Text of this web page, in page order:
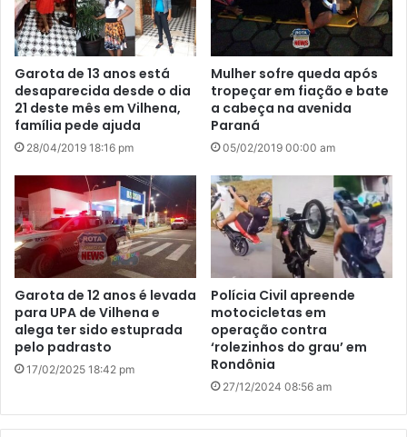
Garota de 13 anos está
desaparecida desde o dia
21 deste mês em Vilhena,
família pede ajuda
28/04/2019 18:16 pm
Mulher sofre queda após
tropeçar em fiação e bate
a cabeça na avenida
Paraná
05/02/2019 00:00 am
Garota de 12 anos é levada
para UPA de Vilhena e
alega ter sido estuprada
pelo padrasto
17/02/2025 18:42 pm
Polícia Civil apreende
motocicletas em
operação contra
‘rolezinhos do grau’ em
Rondônia
27/12/2024 08:56 am